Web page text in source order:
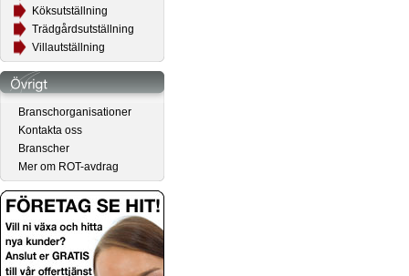
Köksutställning
Trädgårdsutställning
Villautställning
Branschorganisationer
Kontakta oss
Branscher
Mer om ROT-avdrag